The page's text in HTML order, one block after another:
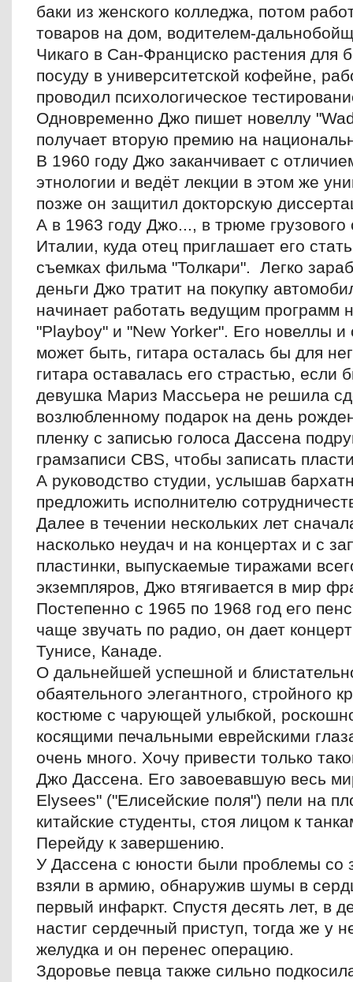
баки из женского колледжа, потом
товаров на дом, водителем-
Чикаго в Сан-Франциско растения для
посуду в университетской кофейне,
проводил психологическое
Одновременно Джо пишет новеллу
получает вторую премию на
В 1960 году Джо заканчивает с
этнологии и ведёт лекции в этом же
позже он защитил докторскую
А в 1963 году Джо..., в трюме грузового
Италии, куда отец приглашает его
съемках фильма "Толкари". Легко
деньги Джо тратит на покупку
начинает работать ведущим программ
"Playboy" и "New Yorker". Его новеллы и
может быть, гитара осталась бы для
гитара оставалась его страстью, если
девушка Мариз Массьера не решила
возлюбленному подарок на день
пленку с записью голоса Дассена
грамзаписи CBS, чтобы записать
А руководство студии, услышав
предложить исполнителю
Далее в течении нескольких лет
насколько неудач и на концертах и с
пластинки, выпускаемые тиражами
экземпляров, Джо втягивается в мир
Постепенно с 1965 по 1968 год его
чаще звучать по радио, он дает
Тунисе, Канаде.
О дальнейшей успешной и
обаятельного элегантного, стройного
костюме с чарующей улыбкой,
косящими печальными еврейскими
очень много. Хочу привести только
Джо Дассена. Его завоевавшую весь
Elysees" ("Елисейские поля") пели на
китайские студенты, стоя лицом к
Перейду к завершению.
У Дассена с юности были проблемы со
взяли в армию, обнаружив шумы в
первый инфаркт. Спустя десять лет, в
настиг сердечный приступ, тогда же у
желудка и он перенес операцию.
Здоровье певца также сильно